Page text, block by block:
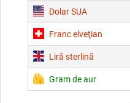
Dolar SUA
Franc elveţian
Liră sterlină
Gram de aur